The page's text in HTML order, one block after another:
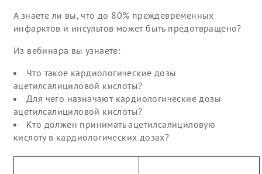
А знаете ли вы, что до 80% преждевременных
инфарктов и инсультов может быть предотвращено?
Из вебинара вы узнаете:
Что такое кардиологические дозы
ацетилсалициловой кислоты?
Для чего назначают кардиологические дозы
ацетилсалициловой кислоты?
Кто должен принимать ацетилсалициловую
кислоту в кардиологических дозах?